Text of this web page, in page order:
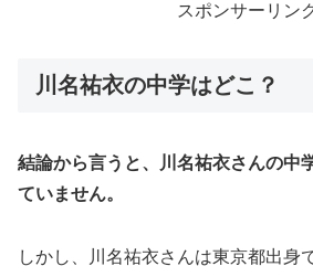
スポンサーリン
川名祐衣の中学はどこ？
結論から言うと、川名祐衣さんの中
ていません。
しかし、川名祐衣さんは東京都出身